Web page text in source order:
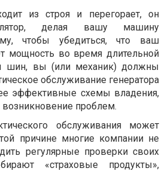
из строя и перегорает, он
делая вашу машину
чтобы убедиться, что ваш
мощность во время длительной
шин, вы (или механик) должны
обслуживание генератора
эффективные схемы владения,
возникновение проблем.
обслуживания может
причине многие компании не
регулярные проверки своих
«страховые продукты»,